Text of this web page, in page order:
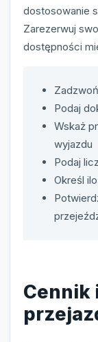
dostosowanie
Zarezerwuj
dostępności
Podaj
Wskaż
wyjazdu
Podaj
Określ
Cennik